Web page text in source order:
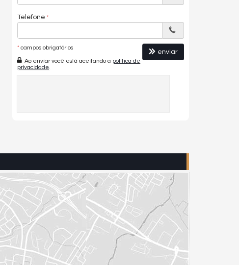
Telefone
* campos obrigatórios
Ao enviar você está aceitando a política de
privacidade
enviar